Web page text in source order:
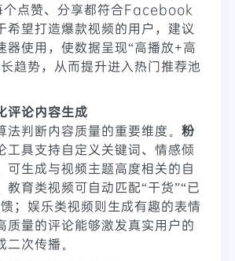
个点赞、分享都符合Facebook
希望打造爆款视频的用户，建议
器使用，使数据呈现“高播放+高
趋势，从而提升进入热门推荐池
评论内容生成
法判断内容质量的重要维度。 粉
工具支持自定义关键词、情感倾
可生成与视频主题高度相关的自
教育类视频可自动匹配“干货”“已
；娱乐类视频则生成有趣的表情
质量的评论能够激发真实用户的
次传播。